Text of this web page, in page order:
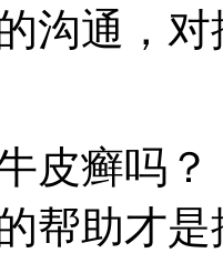
沟通，
皮癣吗
帮助才